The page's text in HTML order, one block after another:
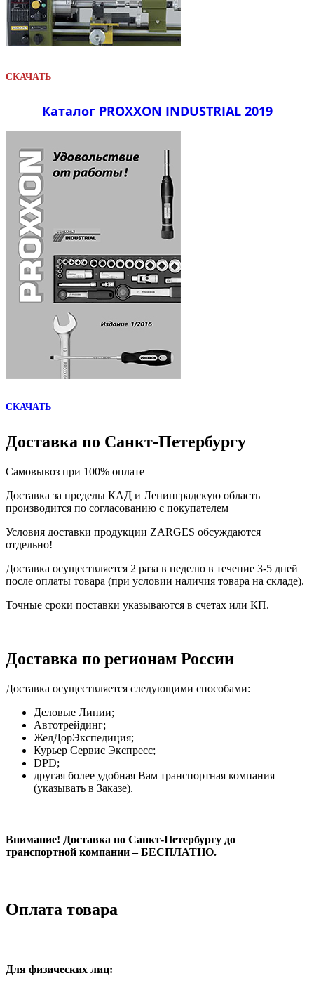
СКАЧАТЬ
Каталог PROXXON INDUSTRIAL 2019
СКАЧАТЬ
Доставка по Санкт-Петербургу
Самовывоз при 100% оплате
Доставка за пределы КАД и Ленинградскую область
производится по согласованию с покупателем
Условия доставки продукции ZARGES обсуждаются
отдельно!
Доставка осуществляется 2 раза в неделю в течение 3-5 дней
после оплаты товара (при условии наличия товара на складе).
Точные сроки поставки указываются в счетах или КП.
Доставка по регионам России
Доставка осуществляется следующими способами:
Деловые Линии;
Автотрейдинг;
ЖелДорЭкспедиция;
Курьер Сервис Экспресс;
DPD;
другая более удобная Вам транспортная компания
(указывать в Заказе).
Внимание! Доставка по Санкт-Петербургу до
транспортной компании – БЕСПЛАТНО.
Оплата товара
Для физических лиц: